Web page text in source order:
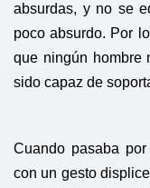
absurdas, y no se
poco absurdo. Por
que ningún hombre
sido capaz de
Cuando pasaba
con un gesto